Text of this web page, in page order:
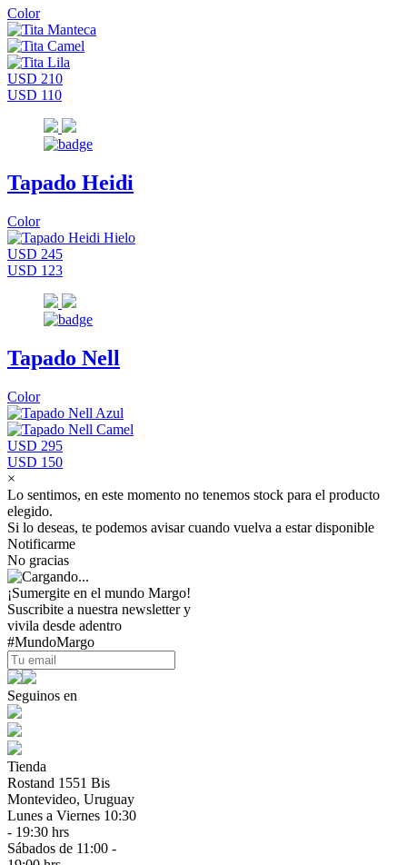
Color
USD 210
USD 110
Tapado Heidi
Color
USD 245
USD 123
Tapado Nell
Color
USD 295
USD 150
×
Lo sentimos, en este momento no tenemos stock para el producto
elegido.
Si lo deseas, te podemos avisar cuando vuelva a estar disponible
Notificarme
No gracias
¡Sumergite en el mundo Margo!
Suscribite a nuestra newsletter y
vivila desde adentro
#MundoMargo
Seguinos en
Tienda
Rostand 1551 Bis
Montevideo, Uruguay
Lunes a Viernes 10:30
- 19:30 hrs
Sábados de 11:00 -